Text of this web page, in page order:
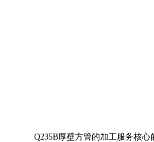
Q235B厚壁方管的加工服务核心